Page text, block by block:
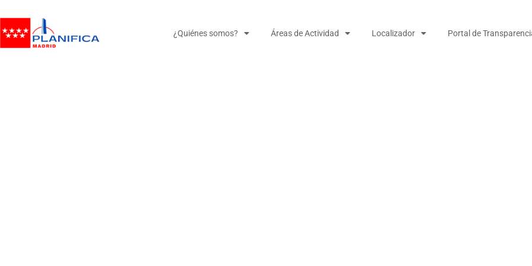
¿Quiénes somos? Áreas de Actividad Localizador Portal de